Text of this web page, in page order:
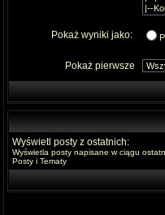
Pokaż wyniki jako:
Pokaż pierwsze
Wyświetl posty z ostatnich:
Wyświetla posty napisane w ciągu
Posty i Tematy